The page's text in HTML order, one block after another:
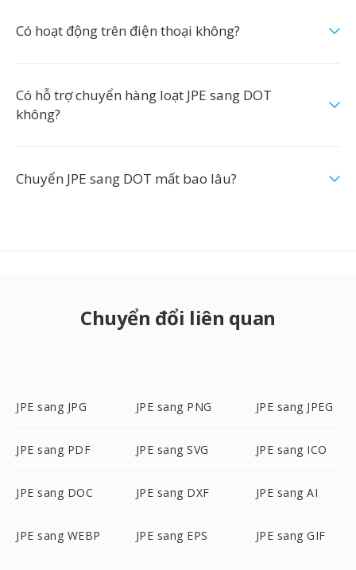
Có hoạt động trên điện thoại không?
Có hỗ trợ chuyển hàng loạt JPE sang DOT
không?
Chuyển JPE sang DOT mất bao lâu?
Chuyển đổi liên quan
JPE sang JPG JPE sang PNG JPE sang JPEG
JPE sang PDF JPE sang SVG JPE sang ICO
JPE sang DOC JPE sang DXF JPE sang AI
JPE sang WEBP JPE sang EPS JPE sang GIF